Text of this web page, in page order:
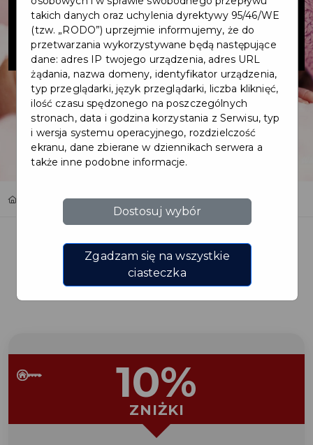
Magdalena
Chacińska
Oferty FOTOINLOVE Magdalena Chacińska
Regulamin i warunki
10%
ZNIŻKI
takich danych oraz uchylenia dyrektywy 95/46/WE
(tzw. „RODO”) uprzejmie informujemy, że do
przetwarzania wykorzystywane będą następujące
dane: adres IP twojego urządzenia, adres URL
żądania, nazwa domeny, identyfikator urządzenia,
typ przeglądarki, język przeglądarki, liczba kliknięć,
ilość czasu spędzonego na poszczególnych
stronach, data i godzina korzystania z Serwisu, typ
i wersja systemu operacyjnego, rozdzielczość
ekranu, dane zbierane w dziennikach serwera a
także inne podobne informacje.
Dostosuj wybór
Zgadzam się na wszystkie
ciasteczka